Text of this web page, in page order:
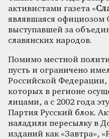
активистами газета «
являвшаяся официозом
выступавшей за
славянских народов.
Помимо местной
пусть и ограничено
Российской Федерации,
которых в регионе
лицами, а с 2002 года
Партия Русский блок.
наладили пересылку в
изданий как «Завтра»,